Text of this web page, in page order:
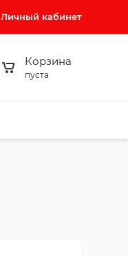
Личный кабинет
Корзина
пуста